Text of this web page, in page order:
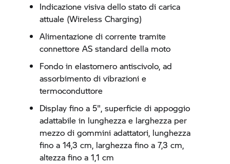
Indicazione visiva dello stato di carica
attuale (Wireless Charging)
Alimentazione di corrente tramite
connettore AS standard della moto
Fondo in elastomero antiscivolo, ad
assorbimento di vibrazioni e
termoconduttore
Display fino a 5", superficie di appoggio
adattabile in lunghezza e larghezza per
mezzo di gommini adattatori, lunghezza
fino a 14,3 cm, larghezza fino a 7,3 cm,
altezza fino a 1,1 cm